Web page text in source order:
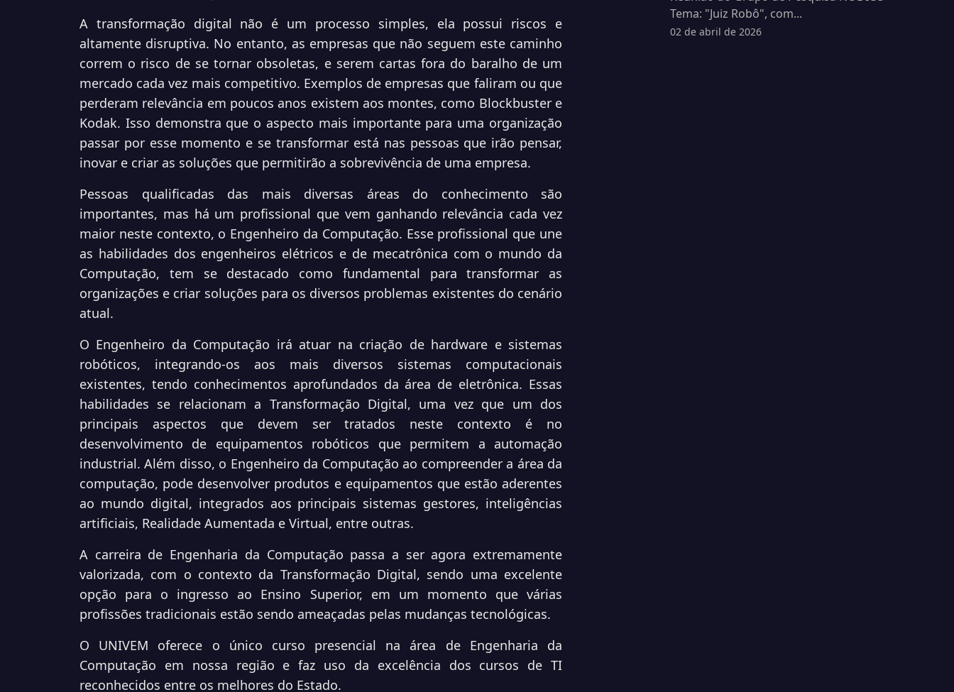
A transformação digital não é um processo simples, ela possui riscos e
altamente disruptiva. No entanto, as empresas que não seguem este caminho
correm o risco de se tornar obsoletas, e serem cartas fora do baralho de um
mercado cada vez mais competitivo. Exemplos de empresas que faliram ou que
perderam relevância em poucos anos existem aos montes, como Blockbuster e
Kodak. Isso demonstra que o aspecto mais importante para uma organização
passar por esse momento e se transformar está nas pessoas que irão pensar,
inovar e criar as soluções que permitirão a sobrevivência de uma empresa.
Pessoas qualificadas das mais diversas áreas do conhecimento são
importantes, mas há um profissional que vem ganhando relevância cada vez
maior neste contexto, o Engenheiro da Computação. Esse profissional que une
as habilidades dos engenheiros elétricos e de mecatrônica com o mundo da
Computação, tem se destacado como fundamental para transformar as
organizações e criar soluções para os diversos problemas existentes do cenário
atual.
O Engenheiro da Computação irá atuar na criação de hardware e sistemas
robóticos, integrando-os aos mais diversos sistemas computacionais
existentes, tendo conhecimentos aprofundados da área de eletrônica. Essas
habilidades se relacionam a Transformação Digital, uma vez que um dos
principais aspectos que devem ser tratados neste contexto é no
desenvolvimento de equipamentos robóticos que permitem a automação
industrial. Além disso, o Engenheiro da Computação ao compreender a área da
computação, pode desenvolver produtos e equipamentos que estão aderentes
ao mundo digital, integrados aos principais sistemas gestores, inteligências
artificiais, Realidade Aumentada e Virtual, entre outras.
A carreira de Engenharia da Computação passa a ser agora extremamente
valorizada, com o contexto da Transformação Digital, sendo uma excelente
opção para o ingresso ao Ensino Superior, em um momento que várias
profissões tradicionais estão sendo ameaçadas pelas mudanças tecnológicas.
O UNIVEM oferece o único curso presencial na área de Engenharia da
Computação em nossa região e faz uso da excelência dos cursos de TI
reconhecidos entre os melhores do Estado.
Tema: "Juiz Robô", com...
02 de abril de 2026